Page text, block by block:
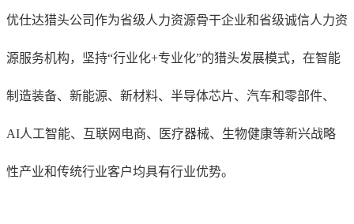
优仕达猎头公司作为省级人力资源骨干企业和省级诚信人力资
源服务机构，坚持“行业化+专业化”的猎头发展模式，在智能
制造装备、新能源、新材料、半导体芯片、汽车和零部件、
AI人工智能、互联网电商、医疗器械、生物健康等新兴战略
性产业和传统行业客户均具有行业优势。